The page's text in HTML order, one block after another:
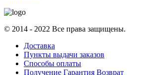
© 2014 - 2022 Все права защищены.
Доставка
Пункты выдачи заказов
Способы оплаты
Получение Гарантия Возврат